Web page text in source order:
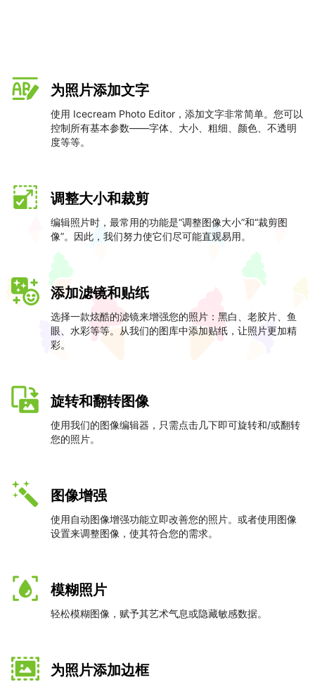
为照片添加文字
使用 Icecream Photo Editor，添加文字非常简单。您可以
控制所有基本参数——字体、大小、粗细、颜色、不透明
度等等。
调整大小和裁剪
编辑照片时，最常用的功能是“调整图像大小”和“裁剪图
像”。因此，我们努力使它们尽可能直观易用。
添加滤镜和贴纸
选择一款炫酷的滤镜来增强您的照片：黑白、老胶片、鱼
眼、水彩等等。从我们的图库中添加贴纸，让照片更加精
彩。
旋转和翻转图像
使用我们的图像编辑器，只需点击几下即可旋转和/或翻转
您的照片。
图像增强
使用自动图像增强功能立即改善您的照片。或者使用图像
设置来调整图像，使其符合您的需求。
模糊照片
轻松模糊图像，赋予其艺术气息或隐藏敏感数据。
为照片添加边框